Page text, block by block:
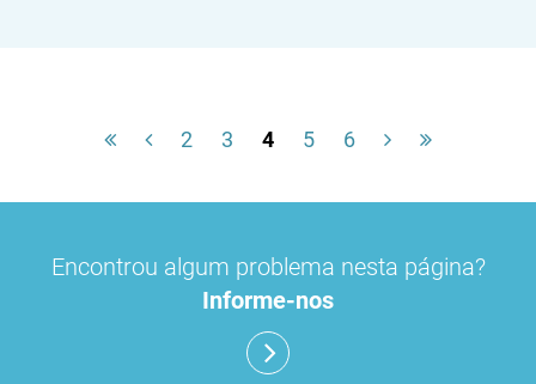
2 3 4 5 6
Encontrou algum problema nesta página?
Informe-nos